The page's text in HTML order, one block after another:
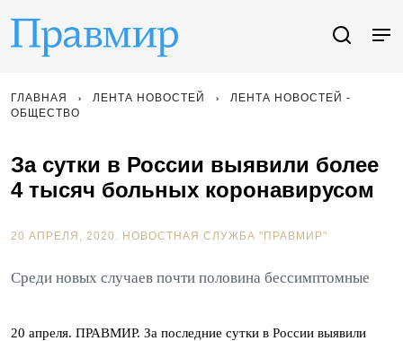
ГЛАВНАЯ ЛЕНТА НОВОСТЕЙ
ЛЕНТА НОВОСТЕЙ -
ОБЩЕСТВО
За сутки в России выявили более
4 тысяч больных коронавирусом
20 АПРЕЛЯ, 2020. НОВОСТНАЯ СЛУЖБА "ПРАВМИР"
Среди новых случаев почти половина бессимптомные
20 апреля. ПРАВМИР. За последние сутки в России выявили